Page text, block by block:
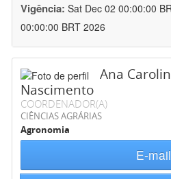
Vigência: Sat Dec 02 00:00:00
00:00:00 BRT 2026
Ana
Nascimento
COORDENADOR(A)
CIÊNCIAS AGRÁRIAS
Agronomia
E-mail